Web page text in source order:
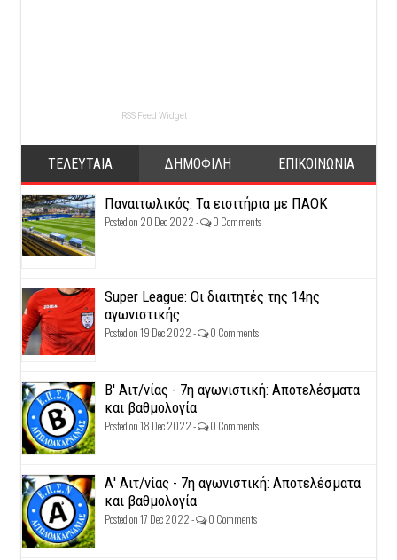
RSS Feed Widget
ΤΕΛΕΥΤΑΙΑ ΔΗΜΟΦΙΛΗ ΕΠΙΚΟΙΝΩΝΙΑ
Παναιτωλικός: Τα εισιτήρια με ΠΑΟΚ
Posted on 20 Dec 2022 - 0 Comments
Super League: Οι διαιτητές της 14ης
αγωνιστικής
Posted on 19 Dec 2022 - 0 Comments
Β' Αιτ/νίας - 7η αγωνιστική: Αποτελέσματα
και βαθμολογία
Posted on 18 Dec 2022 - 0 Comments
Α' Αιτ/νίας - 7η αγωνιστική: Αποτελέσματα
και βαθμολογία
Posted on 17 Dec 2022 - 0 Comments